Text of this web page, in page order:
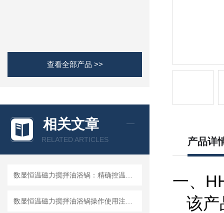
查看全部产品 >>
相关文章
RELATED ARTICLES 产品详
一、
该产